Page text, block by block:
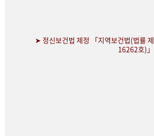
➤ 정신보건법 제정 「지역보건법(법률 제
16262호)」